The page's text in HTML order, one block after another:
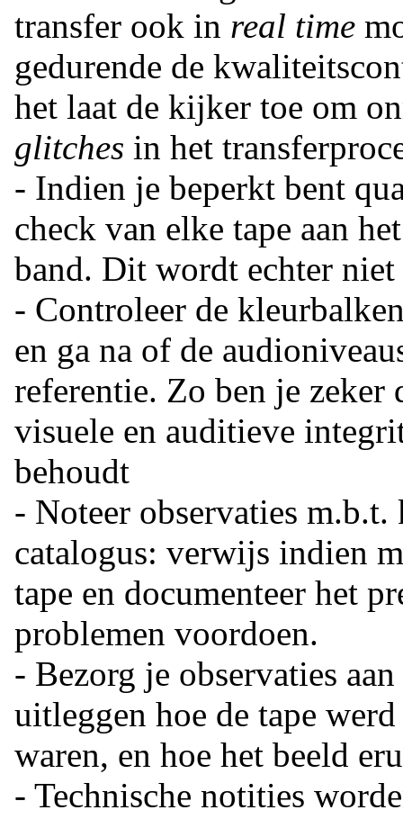
transfer ook in real time
gedurende de
het laat de kijker toe om
glitches in het
- Indien je beperkt bent
check van elke tape aan
band. Dit wordt echter niet
- Controleer de
en ga na of de
referentie. Zo ben je zeker
visuele en auditieve
behoudt
- Noteer observaties
catalogus: verwijs indien
tape en documenteer het
problemen voordoen.
- Bezorg je observaties
uitleggen hoe de tape
waren, en hoe het beeld
- Technische notities